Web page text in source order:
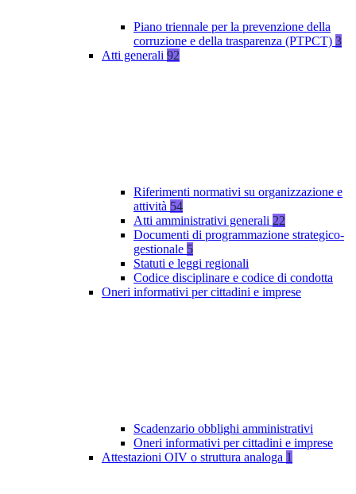
Piano triennale per la prevenzione della
corruzione e della trasparenza (PTPCT) 3
Atti generali 92
Riferimenti normativi su organizzazione e
attività 54
Atti amministrativi generali 22
Documenti di programmazione strategico-
gestionale 5
Statuti e leggi regionali
Codice disciplinare e codice di condotta
Oneri informativi per cittadini e imprese
Scadenzario obblighi amministrativi
Oneri informativi per cittadini e imprese
Attestazioni OIV o struttura analoga 1